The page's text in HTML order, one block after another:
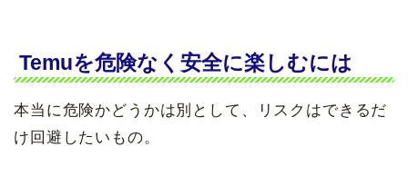
Temuを危険なく安全に楽しむには
本当に危険かどうかは別として、リスクはできるだ
け回避したいもの。